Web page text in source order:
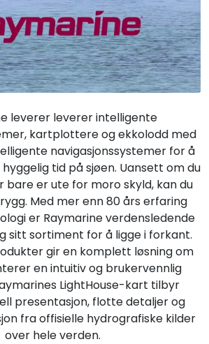
leverer leverer intelligente
kartplottere og ekkolodd med
navigasjonssystemer for å
tid på sjøen. Uansett om du
bare er ute for moro skyld, kan du
Med mer enn 80 års erfaring
er Raymarine verdensledende
sitt sortiment for å ligge i forkant.
gir en komplett løsning om
en intuitiv og brukervennlig
LightHouse-kart tilbyr
presentasjon, flotte detaljer og
fra offisielle hydrografiske kilder
over hele verden.